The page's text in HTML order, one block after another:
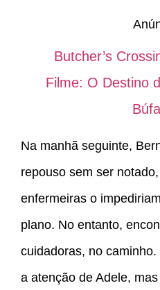
Butcher’s
Filme: O Destino
Na manhã seguinte,
repouso sem ser
enfermeiras o
plano. No entanto,
cuidadoras, no
a atenção de Adele,